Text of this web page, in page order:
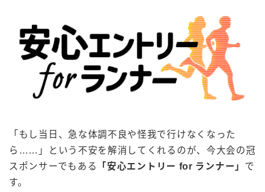
「もし当日、急な体調不良や怪我で行けなくなった
ら……」という不安を解消してくれるのが、今大会の冠
スポンサーでもある
「安心エントリー for ランナー」 で
す。